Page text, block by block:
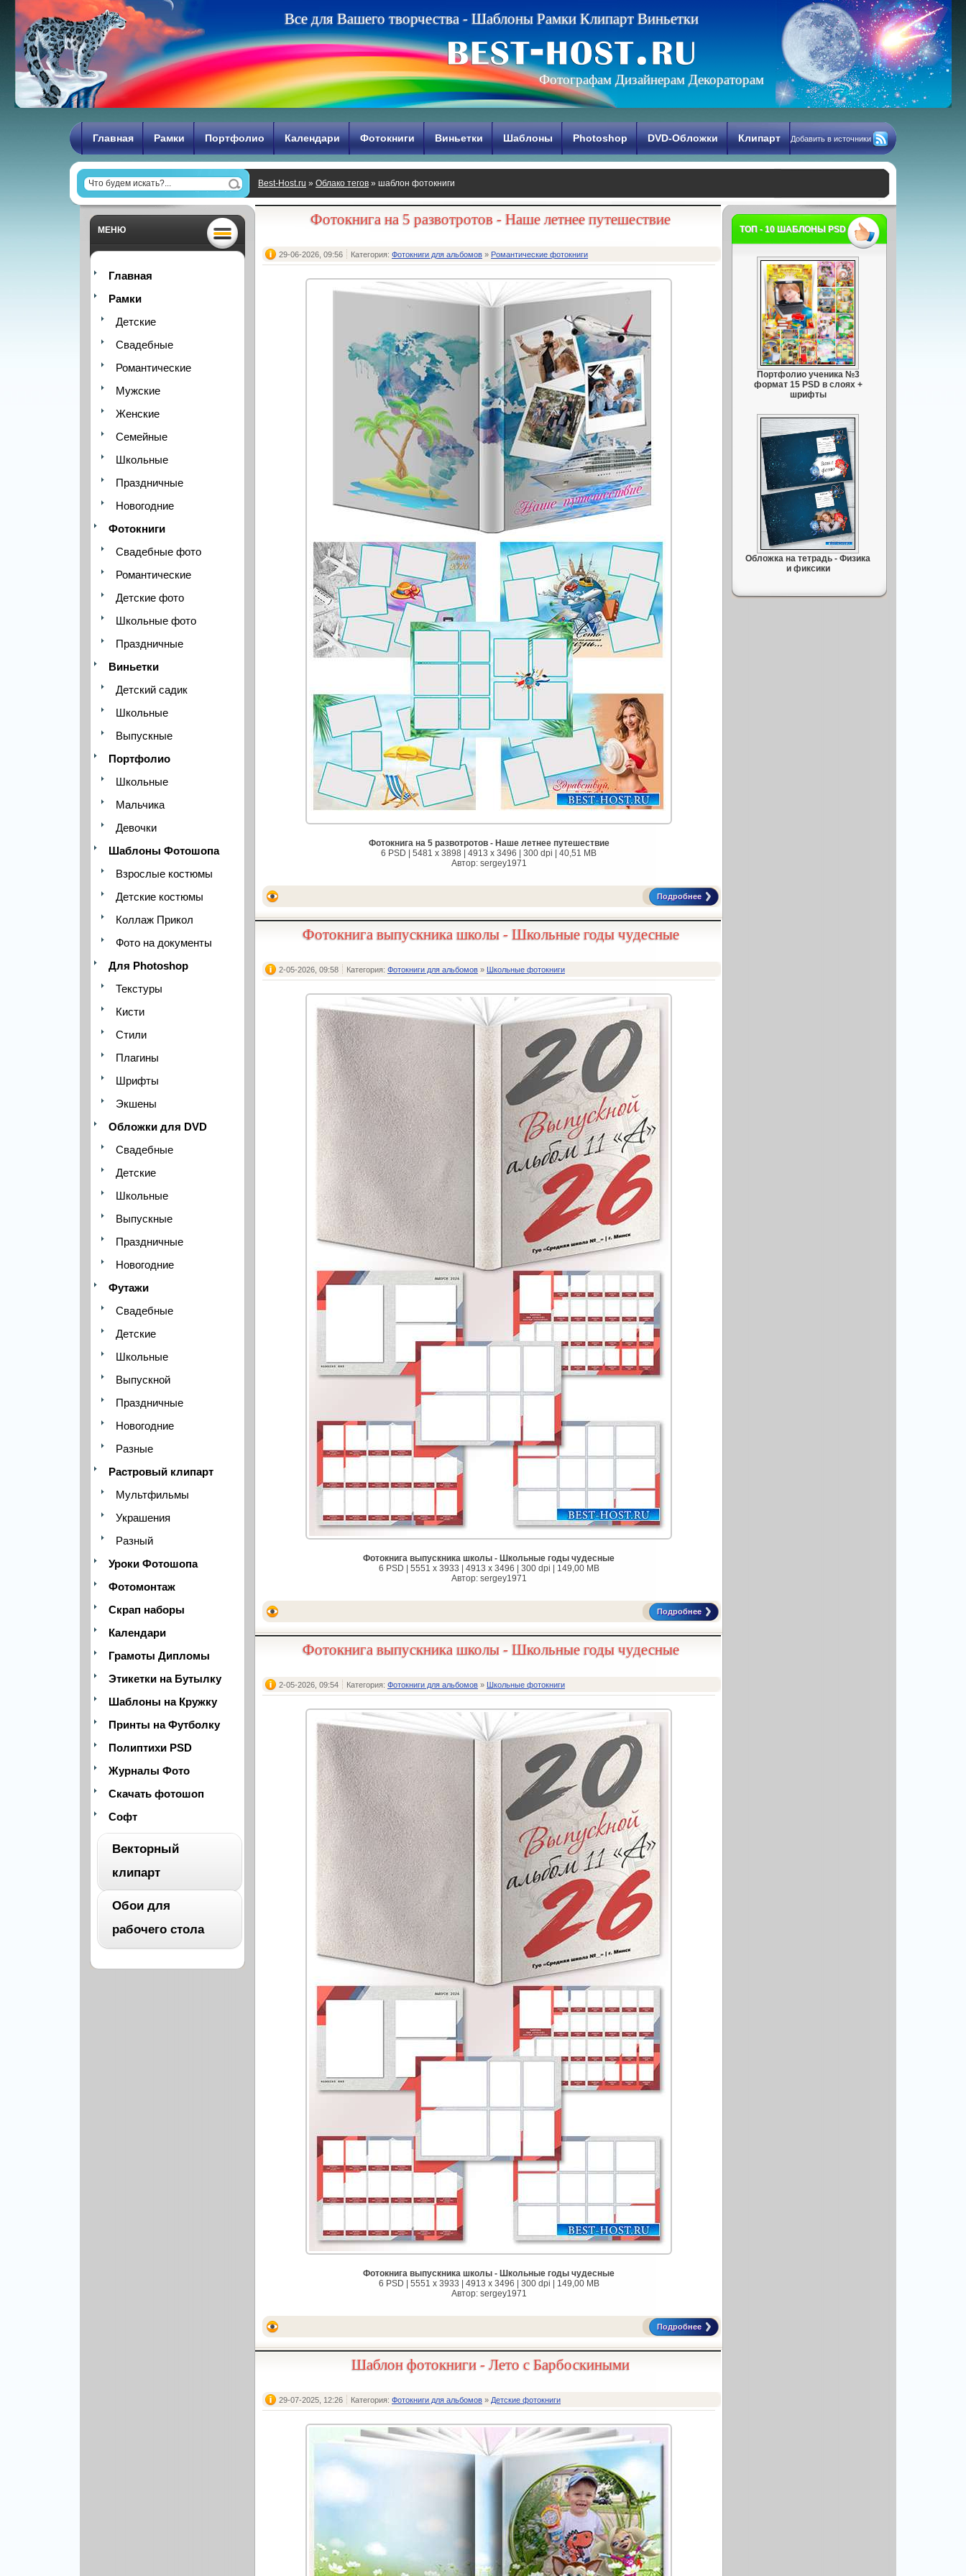
Все для Вашего творчества - Шаблоны Рамки Клипарт Виньетки
Фотографам Дизайнерам Декораторам
Главная Рамки Портфолио Календари Фотокниги Виньетки Шаблоны Photoshop DVD-Обложки Клипарт Добавить в источники
Best-Host.ru » Облако тегов » шаблон фотокниги
МЕНЮ
Главная
Рамки
Детские
Свадебные
Романтические
Мужские
Женские
Семейные
Школьные
Праздничные
Новогодние
Фотокниги
Свадебные фото
Романтические
Детские фото
Школьные фото
Праздничные
Виньетки
Детский садик
Школьные
Выпускные
Портфолио
Школьные
Мальчика
Девочки
Шаблоны Фотошопа
Взрослые костюмы
Детские костюмы
Коллаж Прикол
Фото на документы
Для Photoshop
Текстуры
Кисти
Стили
Плагины
Шрифты
Экшены
Обложки для DVD
Свадебные
Детские
Школьные
Выпускные
Праздничные
Новогодние
Футажи
Свадебные
Детские
Школьные
Выпускной
Праздничные
Новогодние
Разные
Растровый клипарт
Мультфильмы
Украшения
Разный
Уроки Фотошопа
Фотомонтаж
Скрап наборы
Календари
Грамоты Дипломы
Этикетки на Бутылку
Шаблоны на Кружку
Принты на Футболку
Полиптихи PSD
Журналы Фото
Скачать фотошоп
Софт
Векторный
клипарт
Архитектура
Обои для
рабочего стола
ВСЕ
Фотокнига на 5 развотротов - Наше летнее путешествие
29-06-2026, 09:56 Категория: Фотокниги для альбомов » Романтические фотокниги
Фотокнига на 5 развотротов - Наше летнее путешествие
6 PSD | 5481 x 3898 | 4913 x 3496 | 300 dpi | 40,51 MB
Автор: sergey1971
Подробнее
Фотокнига выпускника школы - Школьные годы чудесные
2-05-2026, 09:58 Категория: Фотокниги для альбомов » Школьные фотокниги
Фотокнига выпускника школы - Школьные годы чудесные
6 PSD | 5551 x 3933 | 4913 x 3496 | 300 dpi | 149,00 MB
Автор: sergey1971
Подробнее
Фотокнига выпускника школы - Школьные годы чудесные
2-05-2026, 09:54 Категория: Фотокниги для альбомов » Школьные фотокниги
Фотокнига выпускника школы - Школьные годы чудесные
6 PSD | 5551 x 3933 | 4913 x 3496 | 300 dpi | 149,00 MB
Автор: sergey1971
Подробнее
Шаблон фотокниги - Лето с Барбоскиными
29-07-2025, 12:26 Категория: Фотокниги для альбомов » Детские фотокниги
ТОП - 10 ШАБЛОНЫ PSD
Портфолио ученика №3
формат 15 PSD в слоях +
шрифты
Обложка на тетрадь - Физика
и фиксики